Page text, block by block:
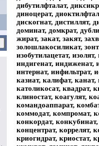
дибутилфталат,
диноцерат,
дискогнат, дистиллят,
доминат, домкрат,
жират, закат, закят,
золошлакосиликат,
изобутилацетат,
индигенат, индиженат,
интернат, инфильтрат,
казиат, калифат, канат,
католикосат, квадрат,
клиностат, коагулят,
командоаппарат,
коммодат, компромат,
конкордат,
концентрат, коррелят,
криогидрат, криостат,